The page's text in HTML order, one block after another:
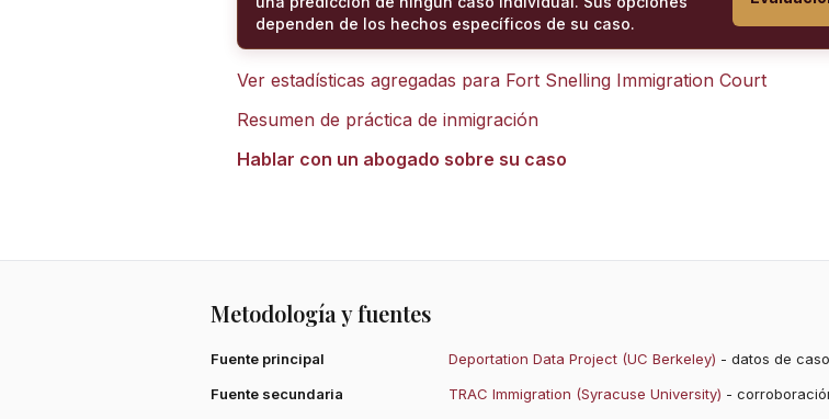
dependen de los hechos específicos de su caso.
Ver estadísticas agregadas para Fort Snelling Immigration Court
Resumen de práctica de inmigración
Hablar con un abogado sobre su caso
Metodología y fuentes
Fuente principal Deportation Data Project (UC Berkeley) - datos de
Fuente secundaria
TRAC Immigration (Syracuse University) -